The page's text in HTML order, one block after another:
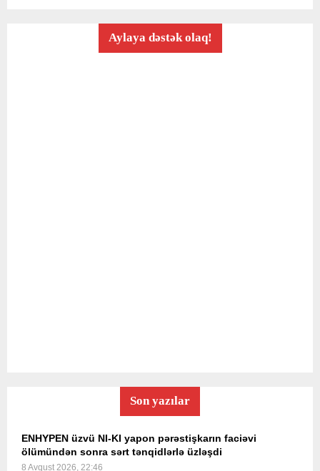
Aylaya dəstək olaq!
Son yazılar
ENHYPEN üzvü NI-KI yapon pərəstişkarın faciəvi
ölümündən sonra sərt tənqidlərlə üzləşdi
8 Avqust 2026, 22:46